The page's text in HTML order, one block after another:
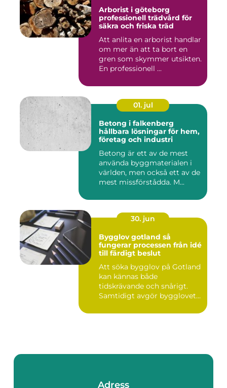
Arborist i göteborg
professionell trädvård för
säkra och friska träd
Att anlita en arborist handlar
om mer än att ta bort en
gren som skymmer utsikten.
En professionell ...
01. jul
Betong i falkenberg
hållbara lösningar för hem,
företag och industri
Betong är ett av de mest
använda byggmaterialen i
världen, men också ett av de
mest missförstådda. M...
30. jun
Bygglov gotland så
fungerar processen från idé
till färdigt beslut
Att söka bygglov på Gotland
kan kännas både
tidskrävande och snårigt.
Samtidigt avgör bygglovet
Adress